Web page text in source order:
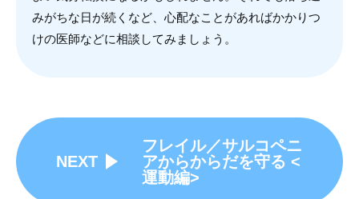
みがちな日が続くなど、心配なことがあればかかりつ
けの医師などに相談してみましょう。
NEXT
フレイル／サルコペニ
アからからだを守る <
運動編>